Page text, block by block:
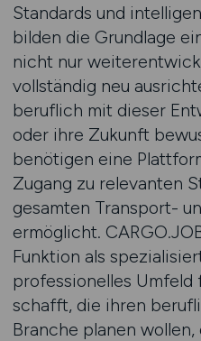
Standards und
bilden die Grundlage
nicht nur
vollständig neu
beruflich mit dieser
oder ihre Zukunft
benötigen eine
Zugang zu relevanten
gesamten Transport-
ermöglicht.
Funktion als
professionelles Umfeld
schafft, die ihren
Branche planen